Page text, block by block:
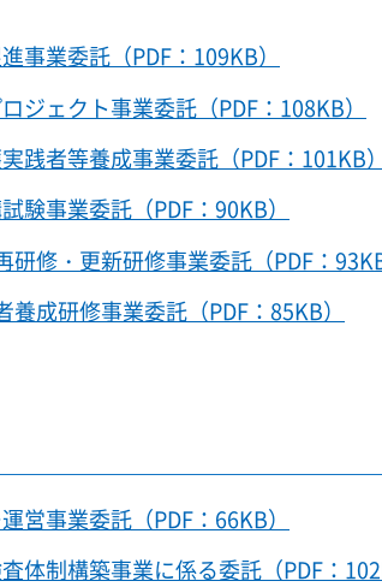
業委託（PDF：109KB）
ェクト事業委託（PDF：108KB）
者等養成事業委託（PDF：101KB）
事業委託（PDF：90KB）
・更新研修事業委託（PDF：93KB
成研修事業委託（PDF：85KB）
事業委託（PDF：66KB）
制構築事業に係る委託（PDF：